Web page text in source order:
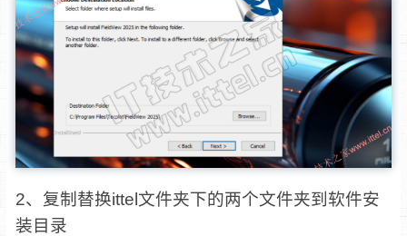
2、复制替换ittel文件夹下的两个文件夹到软件安
装目录